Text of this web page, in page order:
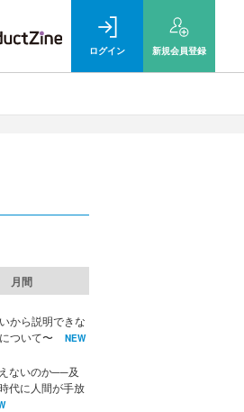
ログイン 新規会員登録
月間
から説明できな
ついて〜
NEW
ないのか──及
代に人間が手放